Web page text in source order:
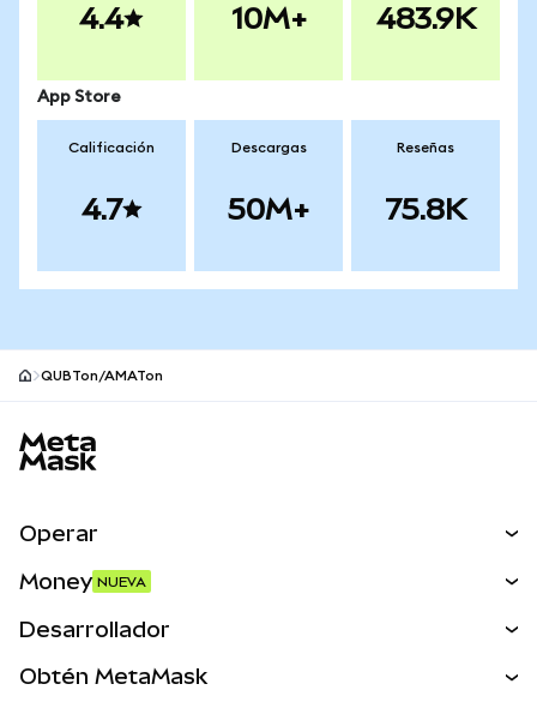
4.4 10M+ 483.9K
App Store
Calificación
4.7
Descargas
50M+
Reseñas
75.8K
QUBTon/AMATon
Operar
Activos del mundo real
Money NUEVA
Desarrollador
Obtén MetaMask